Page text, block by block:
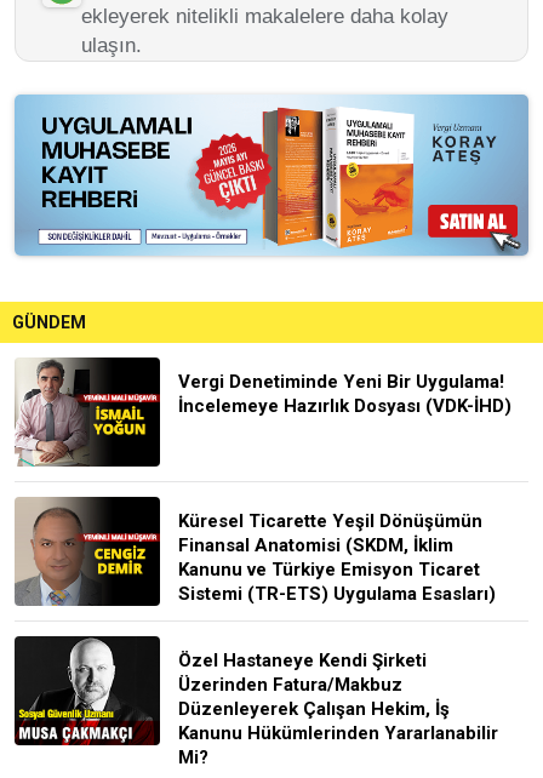
ekleyerek nitelikli makalelere daha kolay
ulaşın.
GÜNDEM
Vergi Denetiminde Yeni Bir Uygulama!
İncelemeye Hazırlık Dosyası (VDK-İHD)
Küresel Ticarette Yeşil Dönüşümün
Finansal Anatomisi (SKDM, İklim
Kanunu ve Türkiye Emisyon Ticaret
Sistemi (TR-ETS) Uygulama Esasları)
Özel Hastaneye Kendi Şirketi
Üzerinden Fatura/Makbuz
Düzenleyerek Çalışan Hekim, İş
Kanunu Hükümlerinden Yararlanabilir
Mi?